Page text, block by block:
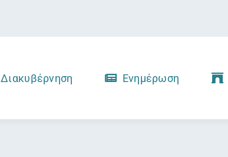
Διακυβέρνηση Ενημέρωση